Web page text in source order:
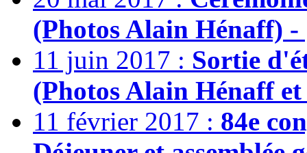
(Photos Alain Hénaff)
11 juin 2017 : Sortie
(Photos Alain Hénaff
11 février 2017 : 84e